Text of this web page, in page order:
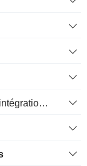
Charges de restructuration liées à l’intégration d’une nouvelle activité (Fusions, Acquisitions)